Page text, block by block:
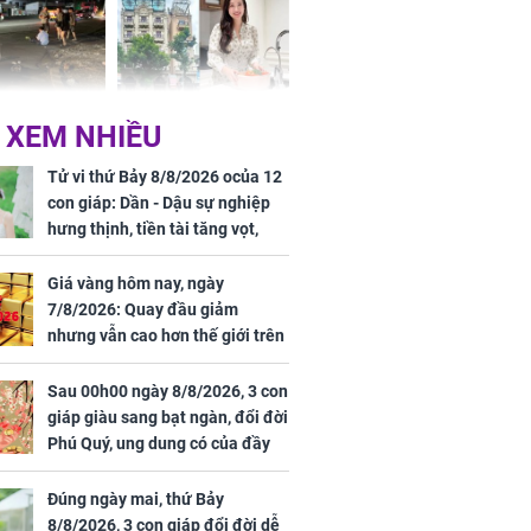
công nhân
đường đi
khu công
Thần
Đỗ Mỹ Linh hé lộ góc
bếp chill của nhà mới -
cạnh biệt thự bầu Hiển
ngày
3 con giáp
bạt ngàn,
Quý, ung
đầy nhà,
hưng thịnh
NHIỀU
Tử vi thứ Bảy 8/8/2026 ocủa 12
con giáp: Dần - Dậu sự nghiệp
hưng thịnh, tiền tài tăng vọt,
Mão - Thân công việc bất trắc,
tiền mất tật mang
Giá vàng hôm nay, ngày
7/8/2026: Quay đầu giảm
nhưng vẫn cao hơn thế giới trên
7 triệu đồng
Sau 00h00 ngày 8/8/2026, 3 con
giáp giàu sang bạt ngàn, đổi đời
Phú Quý, ung dung có của đầy
nhà, ngày càng hưng thịnh sung
túc
Đúng ngày mai, thứ Bảy
8/8/2026, 3 con giáp đổi đời dễ